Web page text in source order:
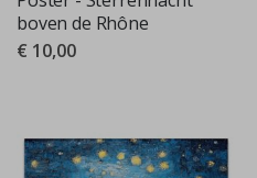
boven de Rhône
€ 10,00